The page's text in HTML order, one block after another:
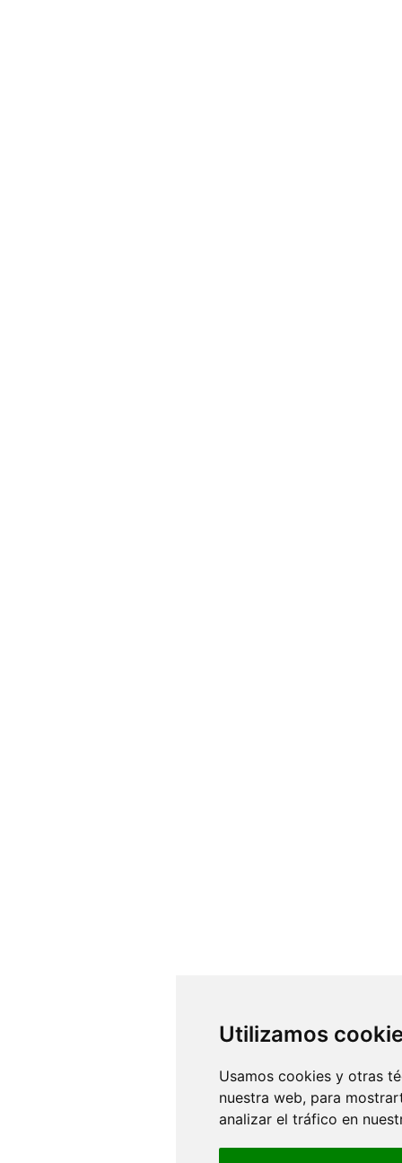
Utilizamos
Usamos cookies y otras
nuestra web, para
analizar el tráfico en